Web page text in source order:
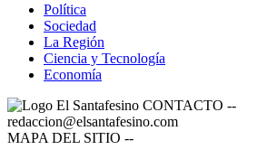
Política
Sociedad
La Región
Ciencia y Tecnología
Economía
CONTACTO --
redaccion@elsantafesino.com
MAPA DEL SITIO --